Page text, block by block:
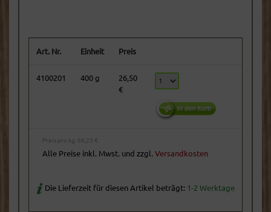
Art. Nr. Einheit Preis
4100201 400 g
26,50
€
Preis pro kg: 66,25 €
Alle Preise inkl. Mwst. und zzgl. Versandkosten
Die Lieferzeit für diesen Artikel beträgt: 1-2 Werktage